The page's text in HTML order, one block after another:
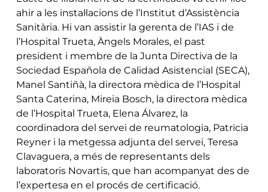
ahir a les instal·lacions de l’Institut d’Assistència
Sanitària. Hi van assistir la gerenta de l’IAS i de
l’Hospital Trueta, Àngels Morales, el past
president i membre de la Junta Directiva de la
Sociedad Española de Calidad Asistencial (SECA),
Manel Santiñà, la directora mèdica de l’Hospital
Santa Caterina, Mireia Bosch, la directora mèdica
de l’Hospital Trueta, Elena Álvarez, la
coordinadora del servei de reumatologia, Patricia
Reyner i la metgessa adjunta del servei, Teresa
Clavaguera, a més de representants dels
laboratoris Novartis, que han acompanyat des de
l’expertesa en el procés de certificació.